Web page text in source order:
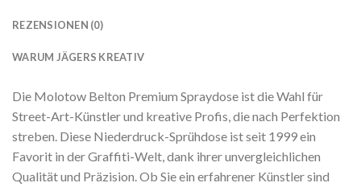
REZENSIONEN (0)
WARUM JÄGERS KREATIV
Die Molotow Belton Premium Spraydose ist die Wahl für
Street-Art-Künstler und kreative Profis, die nach Perfektion
streben. Diese Niederdruck-Sprühdose ist seit 1999 ein
Favorit in der Graffiti-Welt, dank ihrer unvergleichlichen
Qualität und Präzision. Ob Sie ein erfahrener Künstler sind